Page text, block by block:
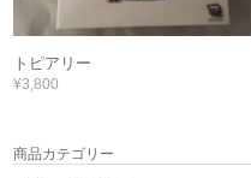
トピアリー
¥3,800
商品カテゴリー